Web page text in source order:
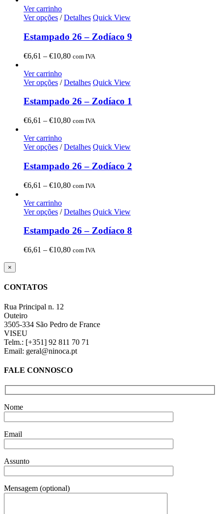
Ver carrinho
Ver opções / Detalhes Quick View
Estampado 26 – Zodíaco 9
€6,61 – €10,80Price
through
com IVA
Ver carrinho
Ver opções / Detalhes Quick View
Estampado 26 – Zodíaco 1
€6,61 – €10,80Price
through
com IVA
Ver carrinho
Ver opções / Detalhes Quick View
Estampado 26 – Zodíaco 2
€6,61 – €10,80Price
through
com IVA
Ver carrinho
Ver opções / Detalhes Quick View
Estampado 26 – Zodíaco 8
€6,61 – €10,80Price
com IVA
Close
product
view
×
CONTATOS
Rua Principal n. 12
Outeiro
3505-334 São Pedro de France
VISEU
Telm.: [+351] 92 811 70 71
Email: geral@ninoca.pt
FALE CONNOSCO
Nome
Email
Assunto
Mensagem (optional)